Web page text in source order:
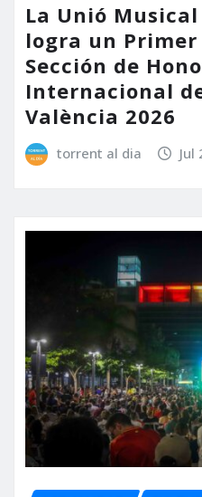
La Unió
logra un
Sección de
Internacional
València 2026
torrent al dia Jul